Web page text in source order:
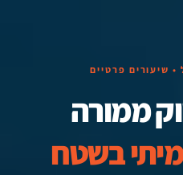
• שיעורים פרטיים
ממורה
בשטח